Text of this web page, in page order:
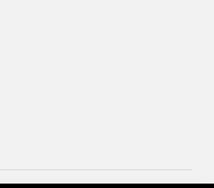
элементов: стена,
колонна,
оформлять и